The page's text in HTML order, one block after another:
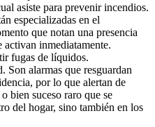
asiste para prevenir incendios.
especializadas en el
que notan una presencia
activan inmediatamente.
fugas de líquidos.
Son alarmas que resguardan
por lo que alertan de
bien suceso raro que se
del hogar, sino también en los